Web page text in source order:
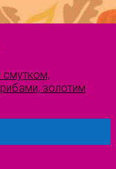
смутком,
золотим